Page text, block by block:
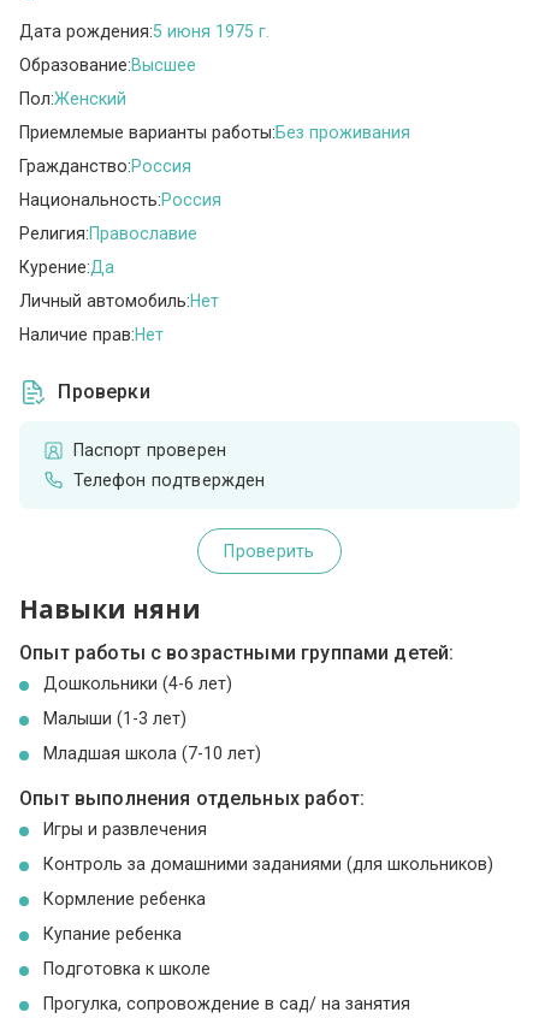
Дата рождения:5 июня 1975 г.
Образование:Высшее
Пол:Женский
Приемлемые варианты работы:Без проживания
Гражданство:Россия
Национальность:Россия
Религия:Православие
Курение:Да
Личный автомобиль:Нет
Наличие прав:Нет
Проверки
Паспорт проверен
Телефон подтвержден
Проверить
Навыки няни
Опыт работы с возрастными группами детей:
Дошкольники (4-6 лет)
Малыши (1-3 лет)
Младшая школа (7-10 лет)
Опыт выполнения отдельных работ:
Игры и развлечения
Контроль за домашними заданиями (для школьников)
Кормление ребенка
Купание ребенка
Подготовка к школе
Прогулка, сопровождение в сад/ на занятия